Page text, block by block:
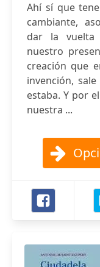
Ahí sí que
cambiante,
dar la vuelta
nuestro
creación que
invención,
estaba. Y por
nuestra ...